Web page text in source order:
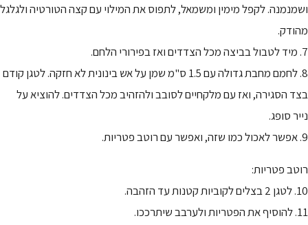
ושמנמנה. לקפל מימין ומשמאל, לתפוס את המילוי עם קצה הטורטיה ולגלגל
מהודק.
7. מיד לטבול בביצה מכל הצדדים ואז בפירורי הלחם.
8. לחמם מחבת גדולה עם 1.5 ס"מ שמן על אש בינונית לא חזקה. לטגן קודם
בצד הסגירה, ואז עם מלקחיים לסובב ולהזהיב מכל הצדדים. להוציא על
נייר סופג.
9. אפשר לאכול כמו שזה, ואפשר עם רוטב פטריות.
רוטב פטריות:
10. לטגן 2 בצלים לקוביות קטנות עד הזהבה.
11. להוסיף את הפטריות ולערבב שיתרככו.